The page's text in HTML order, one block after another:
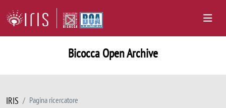
Bicocca Open Archive
IRIS Pagina ricercatore